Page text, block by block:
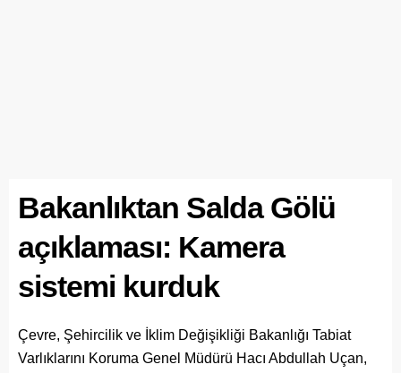
Bakanlıktan Salda Gölü
açıklaması: Kamera
sistemi kurduk
Çevre, Şehircilik ve İklim Değişikliği Bakanlığı Tabiat
Varlıklarını Koruma Genel Müdürü Hacı Abdullah Uçan,